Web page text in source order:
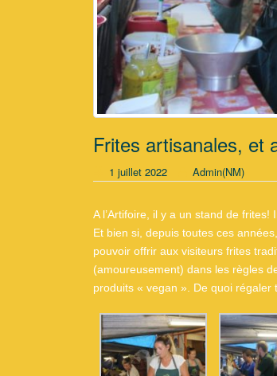
Frites artisanales, et
1 juillet 2022 Admin(NM)
A l’Artifoire, il y a un stand de
Et bien si, depuis toutes ces
pouvoir offrir aux visiteurs frites
(amoureusement) dans les règles
produits « vegan ». De quoi régaler